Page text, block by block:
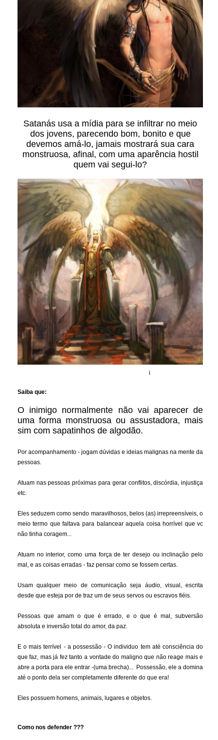
Satanás usa a mídia para se infiltrar no meio
dos jovens, parecendo bom, bonito e que
devemos amá-lo, jamais mostrará sua cara
monstruosa, afinal, com uma aparência hostil
quem vai segui-lo?
i
Saiba que:
O inimigo normalmente não vai aparecer de
uma forma monstruosa ou assustadora, mais
sim com sapatinhos de algodão.
Por acompanhamento - jogam dúvidas e ideias malignas na mente da
pessoas.
Atuam nas pessoas próximas para gerar conflitos, discórdia, injustiça
etc.
Eles seduzem como sendo maravilhosos, belos (as) irrepreensíveis, o
meio termo que faltava para balancear aquela coisa horrível que vc
não tinha coragem...
Atuam no interior, como uma força de ter desejo ou inclinação pelo
mal, e as coisas erradas - faz pensar como se fossem certas.
Usam qualquer meio de comunicação seja áudio, visual, escrita
desde que esteja por de traz um de seus servos ou escravos fiéis.
Pessoas que amam o que é errado, e o que é mal, subversão
absoluta e inversão total do amor, da paz.
E o mais terrível - a possessão - O individuo tem até consciência do
que faz, mas já fez tanto a vontade do maligno que não reage mais e
abre a porta para ele entrar -(uma brecha)... Possessão, ele a domina
até o ponto dela ser completamente diferente do que era!
Eles possuem homens, animais, lugares e objetos.
Como nos defender ???